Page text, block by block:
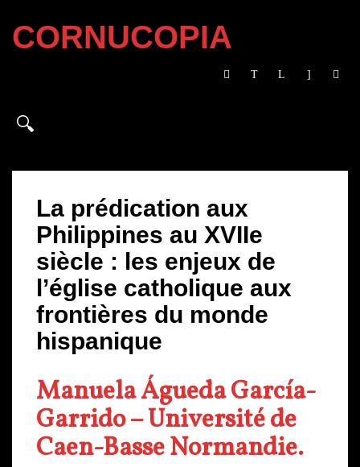
CORNUCOPIA
La prédication aux
Philippines au XVIIe
siècle : les enjeux de
l’église catholique aux
frontières du monde
hispanique
Manuela Águeda García-
Garrido – Université de
Caen-Basse Normandie.